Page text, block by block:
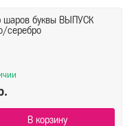
шаров буквы ВЫПУСК
серебро
В корзину